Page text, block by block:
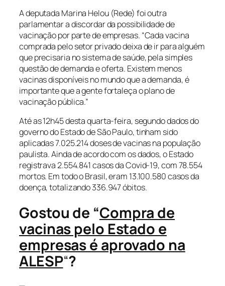
A deputada Marina Helou (Rede) foi outra
parlamentar a discordar da possibilidade de
vacinação por parte de empresas. “Cada vacina
comprada pelo setor privado deixa de ir para alguém
que precisaria no sistema de saúde, pela simples
questão de demanda e oferta. Existem menos
vacinas disponíveis no mundo que a demanda, é
importante que a gente fortaleça o plano de
vacinação pública.”
Até as 12h45 desta quarta-feira, segundo dados do
governo do Estado de São Paulo, tinham sido
aplicadas 7.025.214 doses de vacinas na população
paulista. Ainda de acordo com os dados, o Estado
registrava 2.554.841 casos da Covid-19, com 78.554
mortos. Em todo o Brasil, eram 13.100.580 casos da
doença, totalizando 336.947 óbitos.
Gostou de “Compra de
vacinas pelo Estado e
empresas é aprovado na
ALESP“?